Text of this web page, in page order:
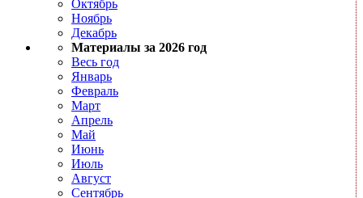
Октябрь
Ноябрь
Декабрь
Материалы за 2026 год
Весь год
Январь
Февраль
Март
Апрель
Май
Июнь
Июль
Август
Сентябрь